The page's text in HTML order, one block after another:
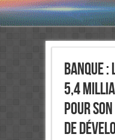
Banque :
5,4
pour
de